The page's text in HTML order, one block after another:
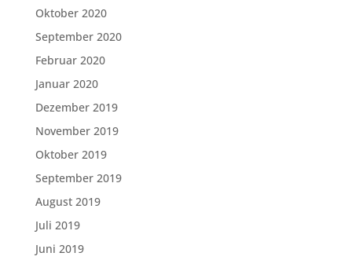
Oktober 2020
September 2020
Februar 2020
Januar 2020
Dezember 2019
November 2019
Oktober 2019
September 2019
August 2019
Juli 2019
Juni 2019